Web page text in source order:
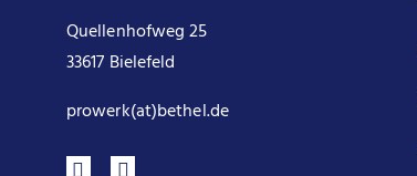
Quellenhofweg 25
33617 Bielefeld
prowerk(at)bethel.de